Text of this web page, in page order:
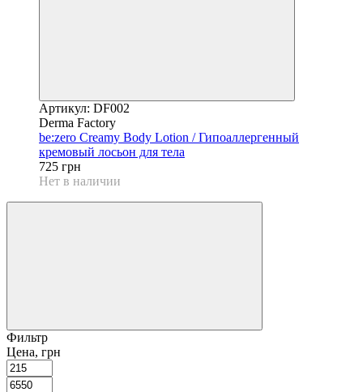
Артикул: DF002
Derma Factory
be:zero Creamy Body Lotion / Гипоаллергенный
кремовый лосьон для тела
725 грн
Нет в наличии
Фильтр
Цена, грн